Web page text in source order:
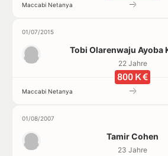
Maccabi Netanya
01/07/2015
Tobi Olarenwaju Ayoba
22 Jahre
800 K €
Maccabi Netanya
01/08/2007
Tamir Cohen
23 Jahre